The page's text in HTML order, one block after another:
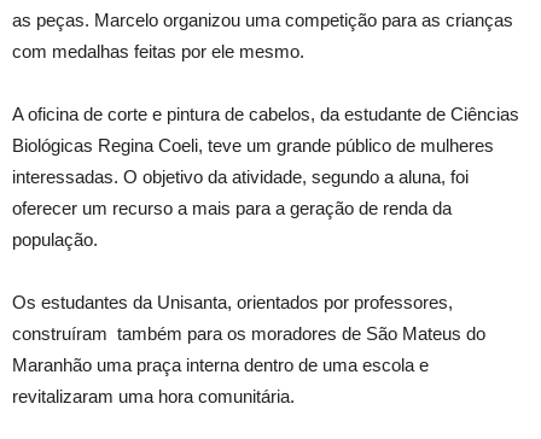
as peças. Marcelo organizou uma competição para as crianças
com medalhas feitas por ele mesmo.
A oficina de corte e pintura de cabelos, da estudante de Ciências
Biológicas Regina Coeli, teve um grande público de mulheres
interessadas. O objetivo da atividade, segundo a aluna, foi
oferecer um recurso a mais para a geração de renda da
população.
Os estudantes da Unisanta, orientados por professores,
construíram também para os moradores de São Mateus do
Maranhão uma praça interna dentro de uma escola e
revitalizaram uma hora comunitária.